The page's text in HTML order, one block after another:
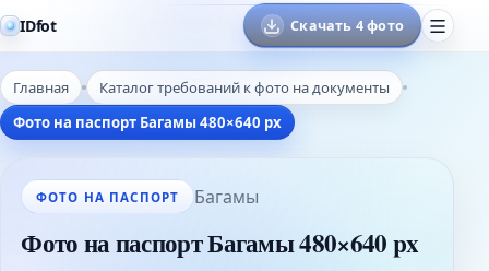
IDfot Скачать 4 фото
Главная
Каталог требований к фото на документы
Фото на паспорт Багамы 480×640 px
ФОТО НА ПАСПОРТ Багамы
Фото на паспорт Багамы 480×640 px